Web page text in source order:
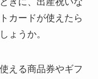
カードが使えたら
ょうか。
える商品券やギフ